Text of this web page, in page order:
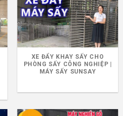
XE ĐẨY KHAY SẤY CHO
PHÒNG SẤY CÔNG NGHIỆP |
MÁY SẤY SUNSAY